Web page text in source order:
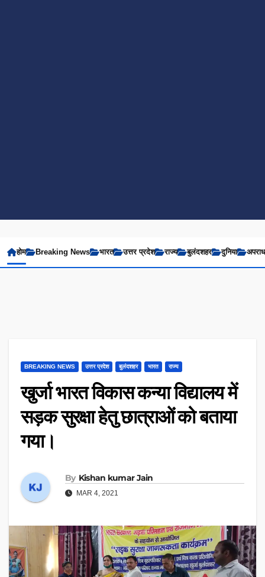
होम Breaking News भारत उत्तर प्रदेश राज्य बुलंदशहर दुनिया अपराध
BREAKING NEWS उत्तर प्रदेश बुलंदशहर भारत राज्य
खुर्जा भारत विकास कन्या विद्यालय में
सड़क सुरक्षा हेतु छात्राओं को बताया
गया।
By Kishan kumar Jain
MAR 4, 2021